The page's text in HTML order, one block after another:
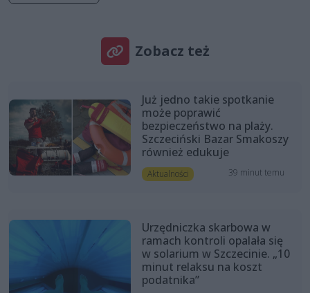
Zobacz też
Już jedno takie spotkanie
może poprawić
bezpieczeństwo na plaży.
Szczeciński Bazar Smakoszy
również edukuje
Aktualności 39 minut temu
Urzędniczka skarbowa w
ramach kontroli opalała się
w solarium w Szczecinie. „10
minut relaksu na koszt
podatnika”